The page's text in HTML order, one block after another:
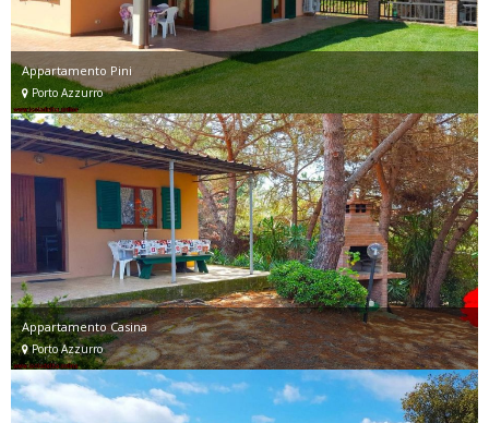
Appartamento Pini
Porto Azzurro
Appartamento Casina
Porto Azzurro